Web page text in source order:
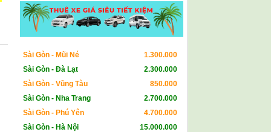
Sài Gòn - Mũi Né
1.300.000
Sài Gòn - Đà Lạt
2.300.000
Sài Gòn - Vũng Tàu
850.000
Sài Gòn - Nha Trang
2.700.000
Sài Gòn - Phú Yên
4.700.000
Sài Gòn - Hà Nội
15.000.000